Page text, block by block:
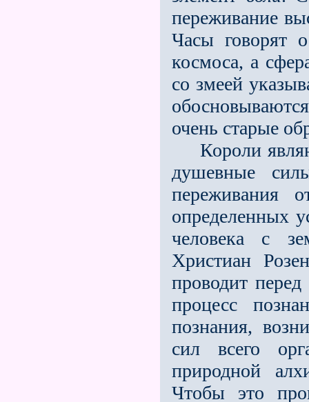
переживание
Часы говорят
космоса, а
со змеей
очень старые
Короли
душевные
переживания
определенных
человека с
Христиан
про­водит
процесс
познания,
сил всего
природной
Чтобы это